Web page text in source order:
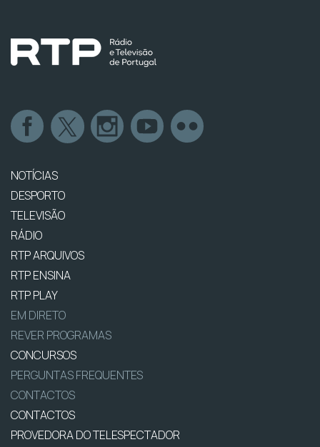
NOTÍCIAS
DESPORTO
TELEVISÃO
RÁDIO
RTP ARQUIVOS
RTP ENSINA
RTP PLAY
EM DIRETO
REVER PROGRAMAS
CONCURSOS
PERGUNTAS FREQUENTES
CONTACTOS
CONTACTOS
PROVEDORA DO TELESPECTADOR